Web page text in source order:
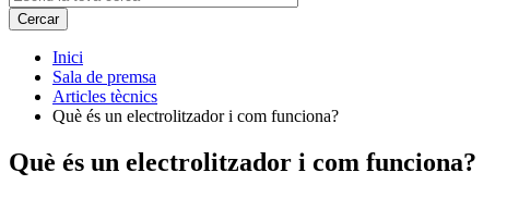
Inici
Sala de premsa
Articles tècnics
Què és un electrolitzador i com funciona?
Què és un electrolitzador i com funciona?